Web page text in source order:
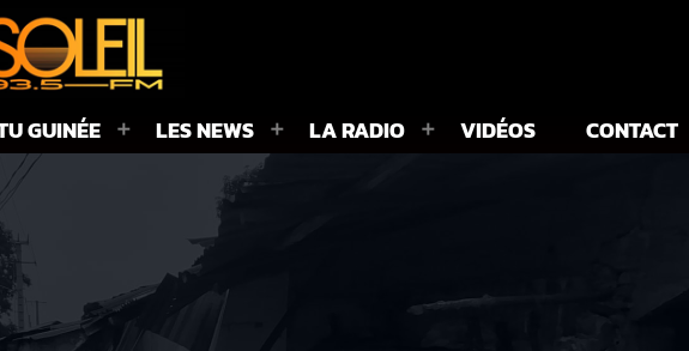
GUINÉE LES NEWS LA RADIO VIDÉOS CONTACT